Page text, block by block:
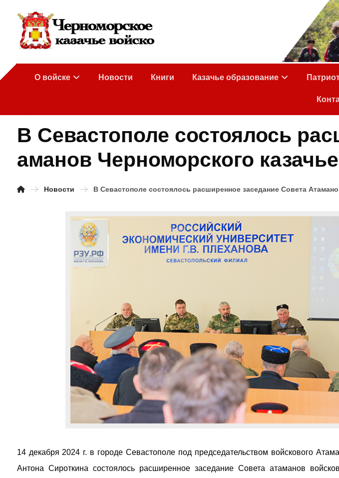
О войске Новости Книги Казачье образование
В Севастополе состоялось
аманов Черноморского
Новости В Севастополе состоялось расширенное заседание Совета
14 декабря 2024 г. в городе Севастополе под председательством войскового
Антона Сироткина состоялось расширенное заседание Совета атаманов